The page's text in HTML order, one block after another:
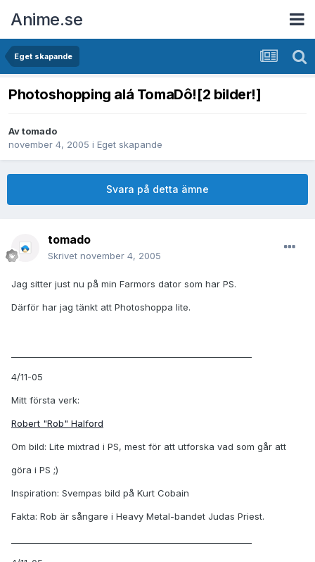
Anime.se
Eget skapande
Photoshopping alá TomaDô![2 bilder!]
Avtomado
november 4, 2005 i Eget skapande
Svara på detta ämne
tomado
Skrivet november 4, 2005
Jag sitter just nu på min Farmors dator som har PS.
Därför har jag tänkt att Photoshoppa lite.
4/11-05
Mitt första verk:
Robert "Rob" Halford
Om bild: Lite mixtrad i PS, mest för att utforska vad som går att
göra i PS ;)
Inspiration: Svempas bild på Kurt Cobain
Fakta: Rob är sångare i Heavy Metal-bandet Judas Priest.